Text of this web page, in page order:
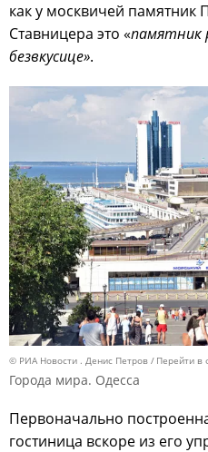
как у москвичей памятник
Ставницера это «памятник
безвкусице».
© РИА Новости . Денис Петров Перейти в
Города мира. Одесса
Первоначально
гостиница вскоре из его